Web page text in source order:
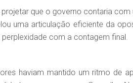
que o governo contaria com
uma articulação eficiente da
com a contagem final.
haviam mantido um ritmo de